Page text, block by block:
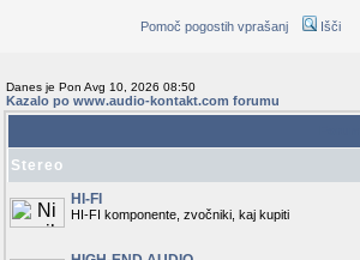
Pomoč pogostih vprašanj Išči
Danes je Pon Avg 10, 2026 08:50
Kazalo po www.audio-kontakt.com forumu
Stereo
HI-FI
HI-FI komponente, zvočniki, kaj kupiti